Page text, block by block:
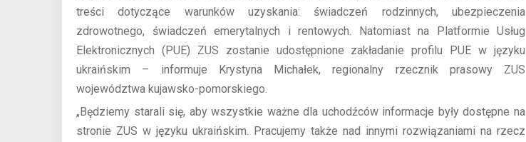
treści dotyczące warunków uzyskania: świadczeń rodzinnych, ubezpieczenia
zdrowotnego, świadczeń emerytalnych i rentowych. Natomiast na Platformie Usług
Elektronicznych (PUE) ZUS zostanie udostępnione zakładanie profilu PUE w języku
ukraińskim – informuje Krystyna Michałek, regionalny rzecznik prasowy ZUS
województwa kujawsko-pomorskiego.
„Będziemy starali się, aby wszystkie ważne dla uchodźców informacje były dostępne na
stronie ZUS w języku ukraińskim. Pracujemy także nad innymi rozwiązaniami na rzecz